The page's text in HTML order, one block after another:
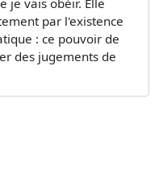
par l'existence
: ce pouvoir de
des jugements de